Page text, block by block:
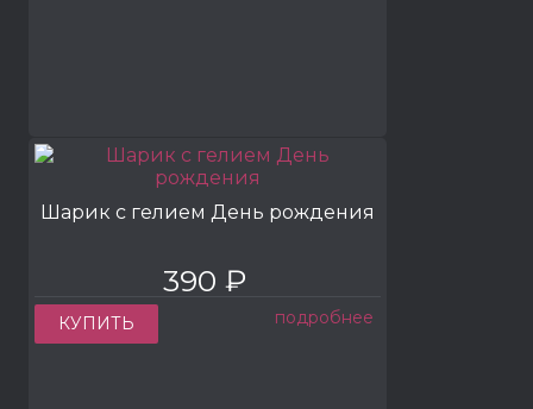
Шарик с гелием День рождения
390 ₽
КУПИТЬ подробнее